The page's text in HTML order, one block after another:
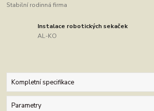
Stabilní rodinná firma
Instalace robotických sekaček
AL-KO
Kompletní specifikace
Parametry